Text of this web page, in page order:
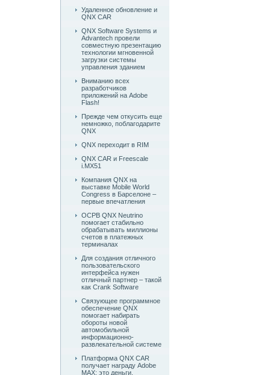
Удаленное обновление и
QNX CAR
QNX Software Systems и
Advantech провели
совместную презентацию
технологии мгновенной
загрузки системы
управления зданием
Вниманию всех
разработчиков
приложений на Adobe
Flash!
Прежде чем откусить еще
немножко, поблагодарите
QNX
QNX переходит в RIM
QNX CAR и Freescale
i.MX51
Компания QNX на
выставке Mobile World
Congress в Барселоне –
первые впечатления
ОСРВ QNX Neutrino
помогает стабильно
обрабатывать миллионы
счетов в платежных
терминалах
Для создания отличного
пользовательского
интерфейса нужен
отличный партнер – такой
как Crank Software
Связующее программное
обеспечение QNX
помогает набирать
обороты новой
автомобильной
информационно-
развлекательной системе
Платформа QNX CAR
получает награду Adobe
MAX: это деньги,